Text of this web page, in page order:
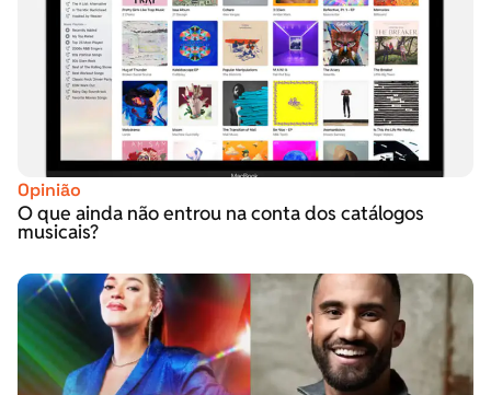
Opinião
O que ainda não entrou na conta dos catálogos
musicais?